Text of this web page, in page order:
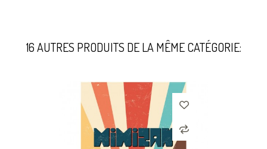
16 AUTRES PRODUITS DE LA MÊME CATÉGORIE: